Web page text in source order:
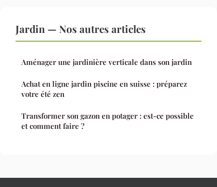
Jardin — Nos autres articles
Aménager une jardinière verticale dans son jardin
Achat en ligne jardin piscine en suisse : préparez
votre été zen
Transformer son gazon en potager : est-ce possible
et comment faire ?